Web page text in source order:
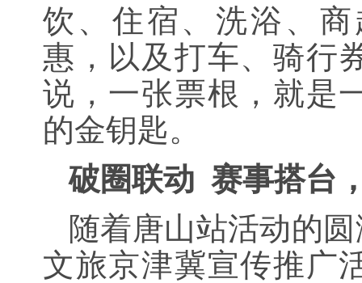
饮、住宿、洗浴、
惠，以及打车、骑行
说，一张票根，就是
的金钥匙。
破圈联动 赛事搭台
随着唐山站活动的
文旅京津冀宣传推广